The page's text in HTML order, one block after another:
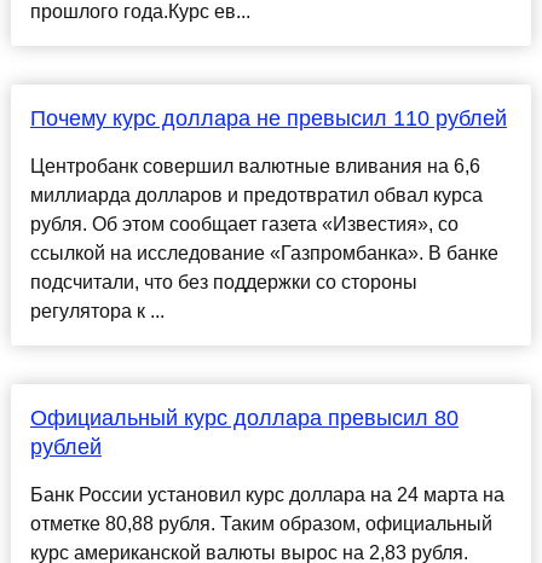
прошлого года.Курс ев...
Почему курс доллара не превысил 110 рублей
Центробанк совершил валютные вливания на 6,6
миллиарда долларов и предотвратил обвал курса
рубля. Об этом сообщает газета «Известия», со
ссылкой на исследование «Газпромбанка». В банке
подсчитали, что без поддержки со стороны
регулятора к ...
Официальный курс доллара превысил 80
рублей
Банк России установил курс доллара на 24 марта на
отметке 80,88 рубля. Таким образом, официальный
курс американской валюты вырос на 2,83 рубля.